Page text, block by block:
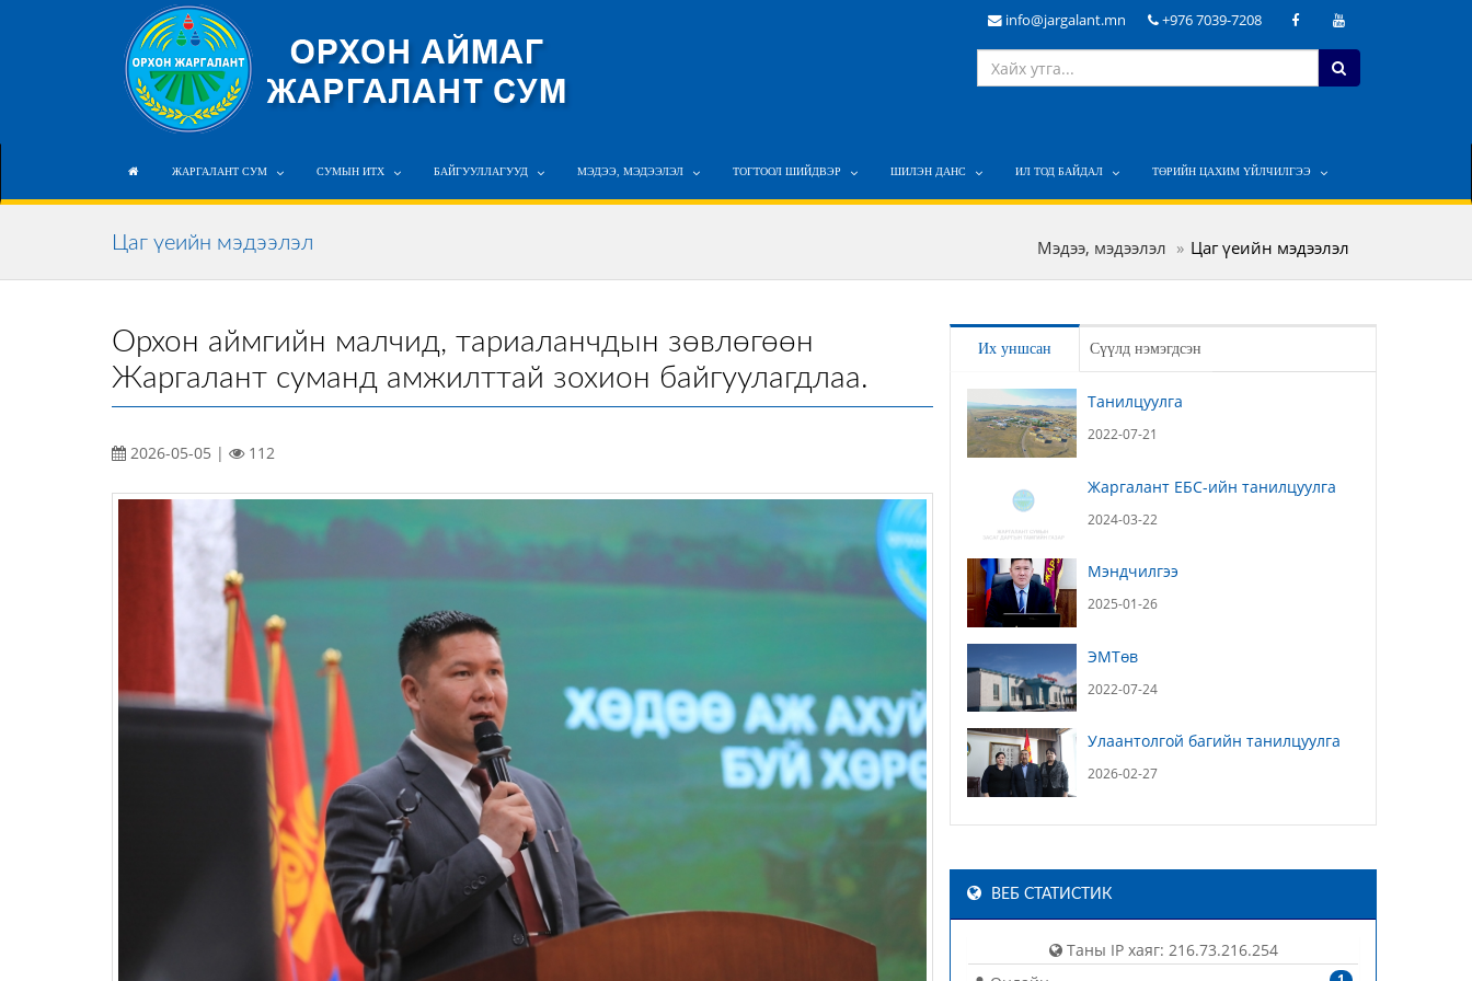
info@jargalant.mn +976 7039-7208
ЖАРГАЛАНТ СУМ СУМЫН ИТХ БАЙГУУЛЛАГУУД МЭДЭЭ, МЭДЭЭЛЭЛ ТОГТООЛ ШИЙДВЭР ШИЛЭН ДАНС ИЛ ТОД БАЙДАЛ ТӨРИЙН ЦАХИМ ҮЙЛЧИЛГЭЭ
Цаг үеийн мэдээлэл Мэдээ, мэдээлэл Цаг үеийн мэдээлэл
Орхон аймгийн малчид, тариаланчдын зөвлөгөөн
Жаргалант суманд амжилттай зохион байгуулагдлаа.
2026-05-05 | 112
Их уншсан Сүүлд нэмэгдсэн
Танилцуулга
2022-07-21
Жаргалант ЕБС-ийн танилцуулга
2024-03-22
Мэндчилгээ
2025-01-26
ЭМТөв
2022-07-24
Улаантолгой багийн танилцуулга
2026-02-27
ВЕБ СТАТИСТИК
Таны IP хаяг: 216.73.216.254